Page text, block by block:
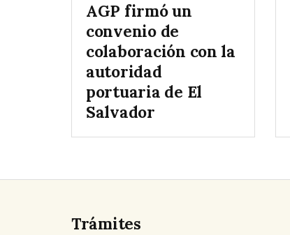
AGP firmó un
convenio de
colaboración con la
autoridad
portuaria de El
Salvador
Trámites